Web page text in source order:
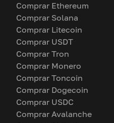
Comprar Ethereum
Comprar Solana
Comprar Litecoin
Comprar USDT
Comprar Tron
Comprar Monero
Comprar Toncoin
Comprar Dogecoin
Comprar USDC
Comprar Avalanche